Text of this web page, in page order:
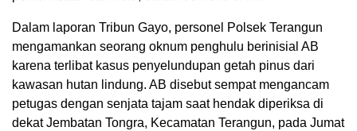
Dalam laporan Tribun Gayo, personel Polsek Terangun
mengamankan seorang oknum penghulu berinisial AB
karena terlibat kasus penyelundupan getah pinus dari
kawasan hutan lindung. AB disebut sempat mengancam
petugas dengan senjata tajam saat hendak diperiksa di
dekat Jembatan Tongra, Kecamatan Terangun, pada Jumat